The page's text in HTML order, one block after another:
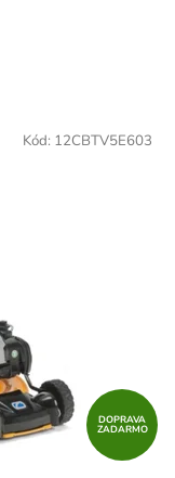
DOPRAVA
ZADARMO
Kód: 12CBTV5E603